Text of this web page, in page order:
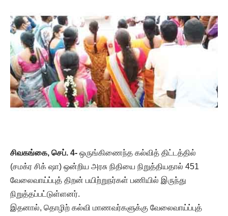
சிவகங்கை, செப். 4- ஒருங்கிணைந்த கல்வித் திட்டத்தில்
(சமக்ர சிக் ஷா) ஒன்றிய அரசு நிதியை நிறுத்தியதால் 451
வேலைவாய்ப்புத் திறன் பயிற்றுநர்கள் பணியில் இருந்து
நிறுத்தப்பட்டுள்ளனர்.
இதனால், தொழிற் கல்வி மாணவர்களுக்கு வேலைவாய்ப்புத்